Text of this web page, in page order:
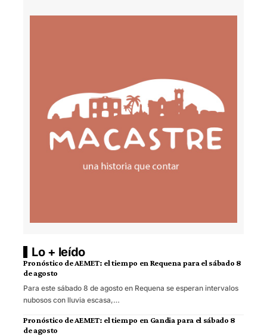
Lo + leído
Pronóstico de AEMET: el tiempo en Requena para el sábado 8
de agosto
Para este sábado 8 de agosto en Requena se esperan intervalos
nubosos con lluvia escasa,…
Pronóstico de AEMET: el tiempo en Gandia para el sábado 8
de agosto